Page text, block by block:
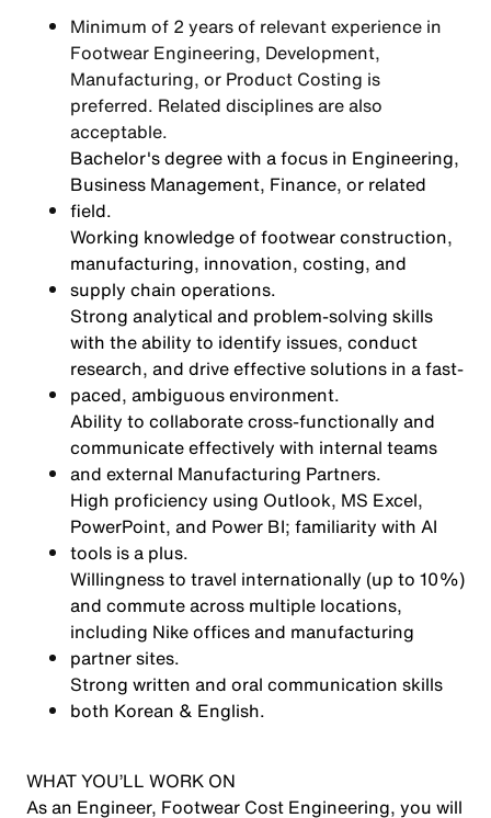
Minimum of 2 years of relevant experience in
Footwear Engineering, Development,
Manufacturing, or Product Costing is
preferred. Related disciplines are also
acceptable.
Bachelor's degree with a focus in Engineering,
Business Management, Finance, or related
field.
Working knowledge of footwear construction,
manufacturing, innovation, costing, and
supply chain operations.
Strong analytical and problem-solving skills
with the ability to identify issues, conduct
research, and drive effective solutions in a fast-
paced, ambiguous environment.
Ability to collaborate cross-functionally and
communicate effectively with internal teams
and external Manufacturing Partners.
High proficiency using Outlook, MS Excel,
PowerPoint, and Power BI; familiarity with AI
tools is a plus.
Willingness to travel internationally (up to 10%)
and commute across multiple locations,
including Nike offices and manufacturing
partner sites.
Strong written and oral communication skills
both Korean & English.
WHAT YOU’LL WORK ON
As an Engineer, Footwear Cost Engineering, you will